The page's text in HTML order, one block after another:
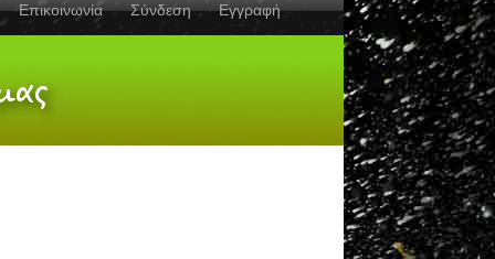
Επικοινωνία Σύνδεση Εγγραφή